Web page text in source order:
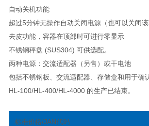
自动关机功能
超过5分钟无操作自动关闭电源（也可以关闭该
去皮功能，容器在顶部时可进行零显示
不锈钢秤盘 (SUS304) 可供选配。
两种电源：交流适配器（另售）或干电池
包括不锈钢板、交流适配器、存储盒和用于确
HL-100/HL-400/HL-4000 的生产已结束。
标准价格/JAN代码